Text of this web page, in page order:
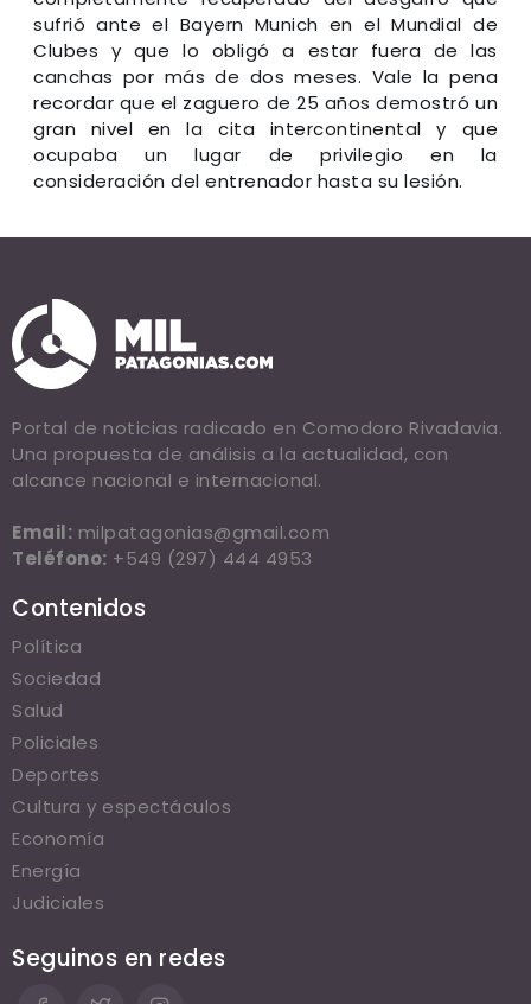
sufrió ante el Bayern Munich en el Mundial de
Clubes y que lo obligó a estar fuera de las
canchas por más de dos meses. Vale la pena
recordar que el zaguero de 25 años demostró un
gran nivel en la cita intercontinental y que
ocupaba un lugar de privilegio en la
consideración del entrenador hasta su lesión.
Portal de noticias radicado en Comodoro Rivadavia.
Una propuesta de análisis a la actualidad, con
alcance nacional e internacional.
Email: milpatagonias@gmail.com
Teléfono: +549 (297) 444 4953
Contenidos
Política
Sociedad
Salud
Policiales
Deportes
Cultura y espectáculos
Economía
Energía
Judiciales
Seguinos en redes